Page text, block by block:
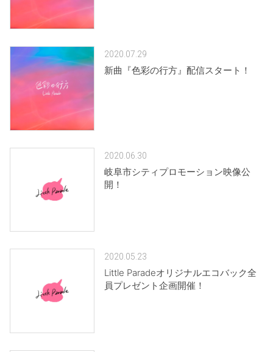
2020.07.29
新曲『色彩の行方』配信スタート！
2020.06.30
岐阜市シティプロモーション映像公
開！
2020.05.23
Little Paradeオリジナルエコバック全
員プレゼント企画開催！